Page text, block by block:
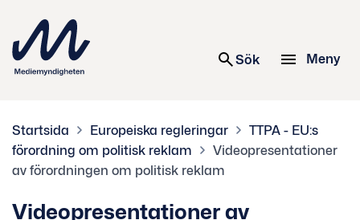
Sök Meny
Startsida Europeiska regleringar
TTPA - EU:s
förordning om politisk reklam
Videopresentationer
av förordningen om politisk reklam
Videopresentationer av